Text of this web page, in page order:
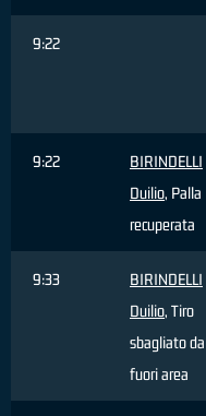
9:22
9:22
BIRINDELLI
Duilio, Palla
recuperata
9:33
BIRINDELLI
Duilio, Tiro
sbagliato da
fuori area